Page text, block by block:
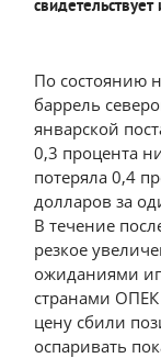
По состоянию
баррель
январской
0,3 процента
потеряла 0,4
долларов за
В течение
резкое
ожиданиями
странами
цену сбили
оспаривать